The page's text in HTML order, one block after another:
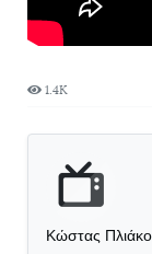
1.4K
Κώστας